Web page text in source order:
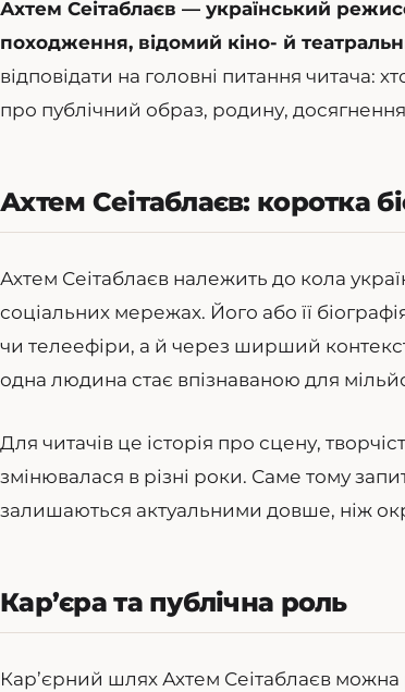
Ахтем Сеітаблаєв — український
походження, відомий кіно- й
відповідати на головні питання читача:
про публічний образ, родину, досягнення
Ахтем Сеітаблаєв: коротка
Ахтем Сеітаблаєв належить до кола
соціальних мережах. Його або її
чи телеефіри, а й через ширший
одна людина стає впізнаваною для
Для читачів це історія про сцену,
змінювалася в різні роки. Саме тому
залишаються актуальними довше, ніж
Кар’єра та публічна роль
Кар’єрний шлях Ахтем Сеітаблаєв можна